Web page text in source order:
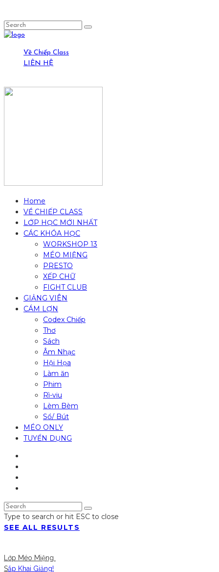
Về Chiếp Class
LIÊN HỆ
Home
VỀ CHIẾP CLASS
LỚP HỌC MỚI NHẤT
CÁC KHÓA HỌC
WORKSHOP 13
MÉO MIỆNG
PRESTO
XẾP CHỮ
FIGHT CLUB
GIẢNG VIÊN
CÁM LỢN
Codex Chiếp
Thơ
Sách
Âm Nhạc
Hội Họa
Làm ăn
Phim
Rì-viu
Lèm Bèm
Sổ/ Bút
MÉO ONLY
TUYỂN DỤNG
Type to search or hit ESC to close
SEE ALL RESULTS
Lớp Méo Miệng
Sắp Khai Giảng!